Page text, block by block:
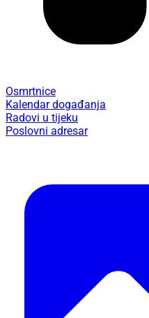
Osmrtnice
Kalendar događanja
Radovi u tijeku
Poslovni adresar